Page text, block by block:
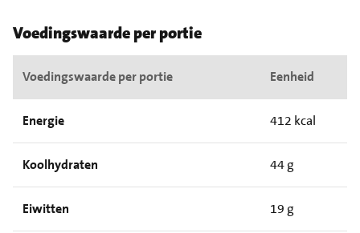
Voedingswaarde per portie
Voedingswaarde per portie Eenheid
Energie 412 kcal
Koolhydraten 44 g
Eiwitten 19 g